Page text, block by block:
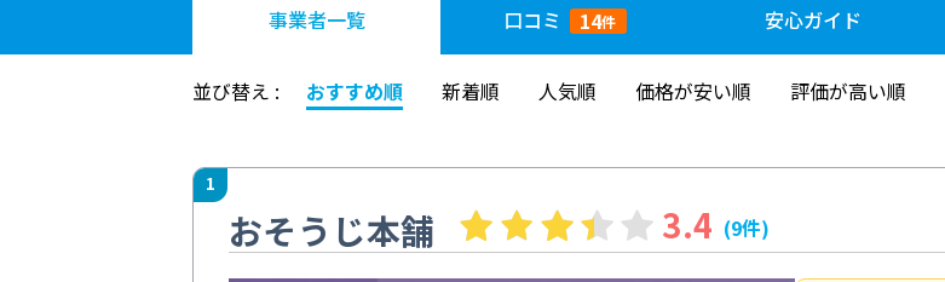
事業者一覧 口コミ 14件 安心ガイド
並び替え : おすすめ順 新着順 人気順 価格が安い順 評価が高い順
1
おそうじ本舗 3.4 (9件)